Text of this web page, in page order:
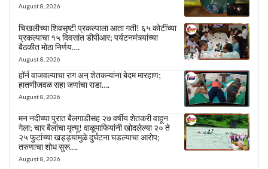
August 8, 2026
चिखलीच्या शिवसृष्टी प्रकल्पाला आता गती! ६५ कोटींच्या
प्रकल्पाचा १५ दिवसांत डीपीआर; पर्यटनमंत्र्यांच्या
बैठकीत मोठा निर्णय….
August 8, 2026
हॉर्न वाजवल्याचा राग अन् शेतकऱ्यांना बेदम मारहाण;
हातणीजवळ सहा जणांचा राडा….
August 8, 2026
मन नदीच्या पुरात बैलगाडीसह २७ वर्षीय शेतकरी वाहून
गेला; चार बैलांचा मृत्यू! वाळूमाफियांनी खोदलेल्या २० ते
२५ फुटांच्या खड्ड्यांमुळे दुर्घटना घडल्याचा आरोप;
तरुणाचा शोध सुरू….
August 8, 2026